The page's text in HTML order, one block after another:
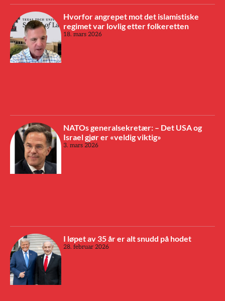
Hvorfor angrepet mot det islamistiske
regimet var lovlig etter folkeretten
18. mars 2026
NATOs generalsekretær: – Det USA og
Israel gjør er «veldig viktig»
3. mars 2026
I løpet av 35 år er alt snudd på hodet
28. februar 2026